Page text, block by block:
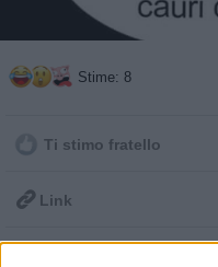
Stime: 8
Ti stimo fratello
 Link